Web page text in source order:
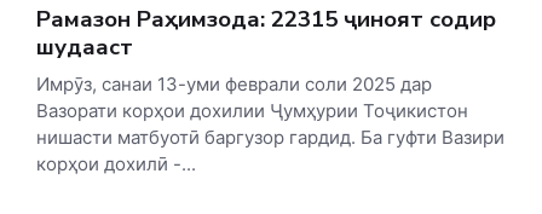
Рамазон Раҳимзода: 22315 ҷиноят содир
шудааст
Имрӯз, санаи 13-уми феврали соли 2025 дар
Вазорати корҳои дохилии Ҷумҳурии Тоҷикистон
нишасти матбуотӣ баргузор гардид. Ба гуфти Вазири
корҳои дохилӣ -...